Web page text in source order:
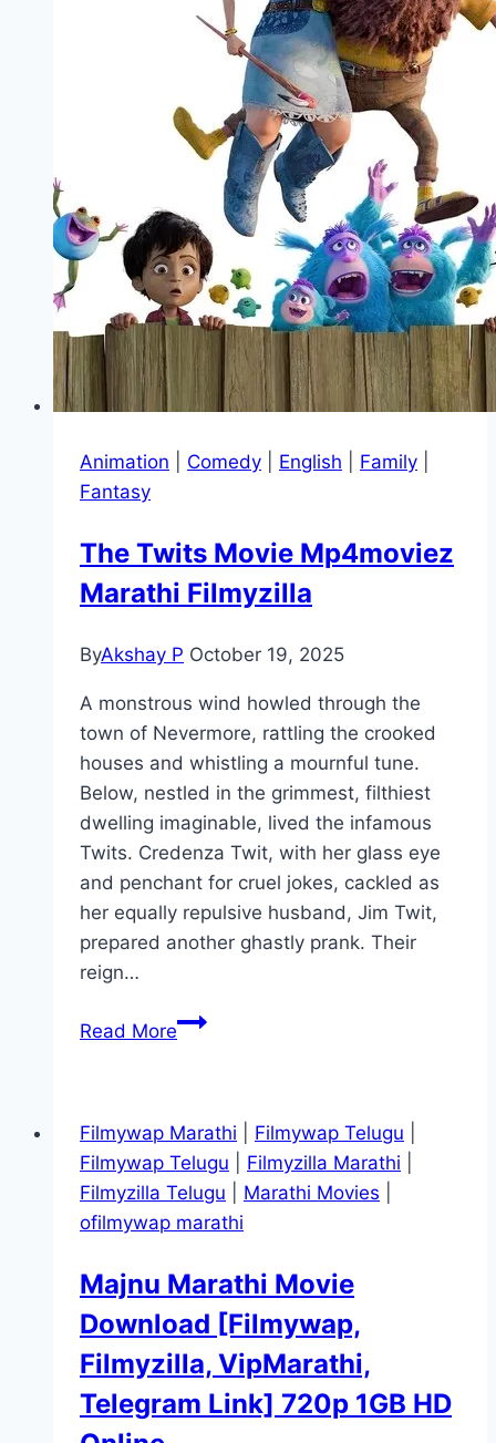
Animation Comedy English Family
Fantasy
The Twits Movie Mp4moviez
Marathi Filmyzilla
ByAkshay P October 19, 2025
A monstrous wind howled through the
town of Nevermore, rattling the crooked
houses and whistling a mournful tune.
Below, nestled in the grimmest, filthiest
dwelling imaginable, lived the infamous
Twits. Credenza Twit, with her glass eye
and penchant for cruel jokes, cackled as
her equally repulsive husband, Jim Twit,
prepared another ghastly prank. Their
reign…
Read MoreThe
Filmyzilla
Filmywap Marathi Filmywap Telugu
Filmywap Telugu
Filmyzilla Marathi
Filmyzilla Telugu
Marathi Movies
ofilmywap marathi
Majnu Marathi Movie
Download [Filmywap,
Filmyzilla, VipMarathi,
Telegram Link] 720p 1GB HD